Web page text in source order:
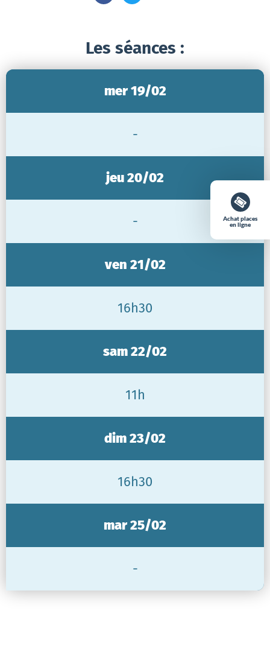
Les séances :
Achat places
en ligne
mer 19/02
-
jeu 20/02
-
ven 21/02
16h30
sam 22/02
11h
dim 23/02
16h30
mar 25/02
-